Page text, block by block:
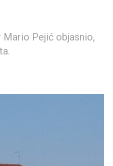
Pejić objasnio,